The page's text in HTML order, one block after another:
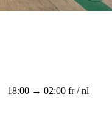
18:00 → 02:00 fr / nl